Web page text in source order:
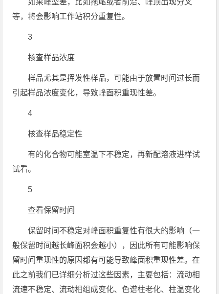
如果峰型差，比如拖尾或者前沿、峰顶出现分叉
等，将会影响工作站积分重复性。
3
核查样品浓度
样品尤其是挥发性样品，可能由于放置时间过长而
引起样品浓度变化，导致峰面积重现性差。
4
核查样品稳定性
有的化合物可能室温下不稳定，再新配溶液进样试
试看。
5
查看保留时间
保留时间不稳定对峰面积重复性有很大的影响（一
般保留时间越长峰面积会越小），因此所有可能影响保
留时间重现性的原因都有可能导致峰面积重现性差。在
此之前我们已详细分析过这些因素，主要包括：流动相
流速不稳定、流动相组成变化、色谱柱老化、柱温变化